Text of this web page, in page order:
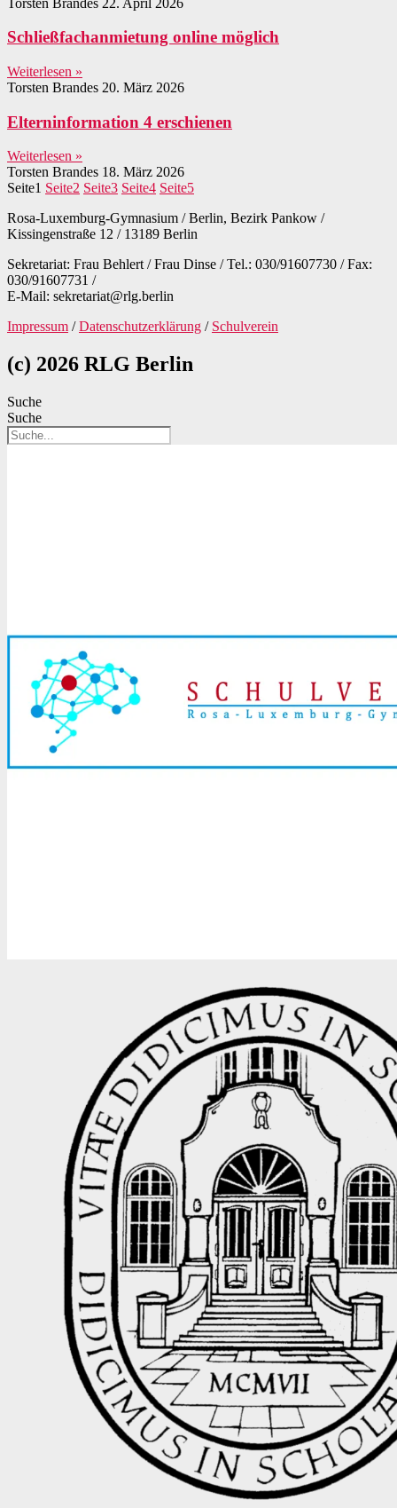
Schließfachanmietung online möglich
Weiterlesen »
Torsten Brandes 20. März 2026
Elterninformation 4 erschienen
Weiterlesen »
Torsten Brandes 18. März 2026
Seite1 Seite2 Seite3 Seite4 Seite5
Rosa-Luxemburg-Gymnasium / Berlin, Bezirk Pankow /
Kissingenstraße 12 / 13189 Berlin
Sekretariat: Frau Behlert / Frau Dinse / Tel.: 030/91607730 / Fax:
030/91607731 /
E-Mail: sekretariat@rlg.berlin
Impressum /Datenschutzerklärung / Schulverein
(c) 2026 RLG Berlin
Suche
Suche